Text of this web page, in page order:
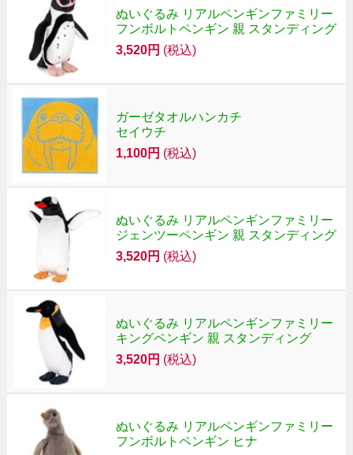
ぬいぐるみ リアルペンギンファミリー
フンボルトペンギン 親 スタンディング
3,520円 (税込)
ガーゼタオルハンカチ
セイウチ
1,100円 (税込)
ぬいぐるみ リアルペンギンファミリー
ジェンツーペンギン 親 スタンディング
3,520円 (税込)
ぬいぐるみ リアルペンギンファミリー
キングペンギン 親 スタンディング
3,520円 (税込)
ぬいぐるみ リアルペンギンファミリー
フンボルトペンギン ヒナ